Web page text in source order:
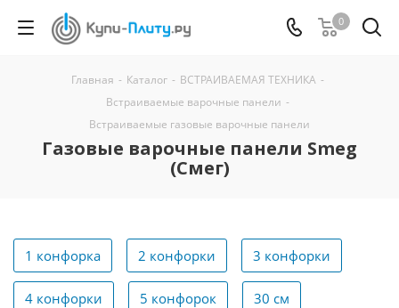
0
Главная - Каталог - ВСТРАИВАЕМАЯ ТЕХНИКА -
Встраиваемые варочные панели -
Встраиваемые газовые варочные панели
Газовые варочные панели Smeg
(Смег)
1 конфорка 2 конфорки 3 конфорки
4 конфорки 5 конфорок 30 см